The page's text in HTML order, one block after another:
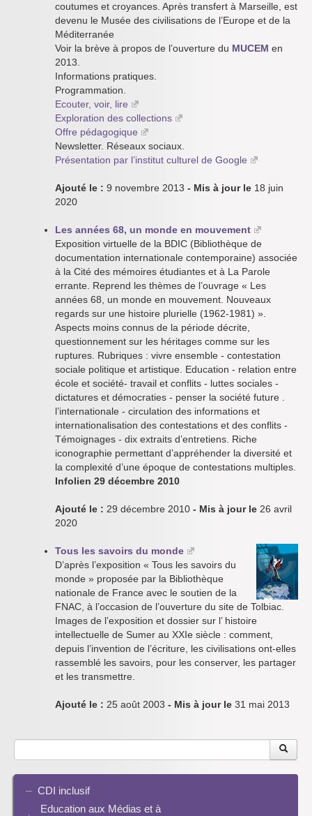
coutumes et croyances. Après transfert à Marseille, est
devenu le Musée des civilisations de l’Europe et de la
Méditerranée
Voir la brève à propos de l’ouverture du MUCEM en
2013.
Informations pratiques.
Programmation.
Ecouter, voir, lire
Exploration des collections
Offre pédagogique
Newsletter. Réseaux sociaux.
Présentation par l’institut culturel de Google
Ajouté le : 9 novembre 2013 - Mis à jour le 18 juin
2020
Les années 68, un monde en mouvement
Exposition virtuelle de la BDIC (Bibliothèque de
documentation internationale contemporaine) associée
à la Cité des mémoires étudiantes et à La Parole
errante. Reprend les thèmes de l’ouvrage « Les
années 68, un monde en mouvement. Nouveaux
regards sur une histoire plurielle (1962-1981) ».
Aspects moins connus de la période décrite,
questionnement sur les héritages comme sur les
ruptures. Rubriques : vivre ensemble - contestation
sociale politique et artistique. Education - relation entre
école et société- travail et conflits - luttes sociales -
dictatures et démocraties - penser la société future .
l’internationale - circulation des informations et
internationalisation des contestations et des conflits -
Témoignages - dix extraits d’entretiens. Riche
iconographie permettant d’appréhender la diversité et
la complexité d’une époque de contestations multiples.
Infolien 29 décembre 2010
Ajouté le : 29 décembre 2010 - Mis à jour le 26 avril
2020
Tous les savoirs du monde
D’après l’exposition « Tous les savoirs du
monde » proposée par la Bibliothèque
nationale de France avec le soutien de la
FNAC, à l’occasion de l’ouverture du site de Tolbiac.
Images de l’exposition et dossier sur l’ histoire
intellectuelle de Sumer au XXIe siècle : comment,
depuis l’invention de l’écriture, les civilisations ont-elles
rassemblé les savoirs, pour les conserver, les partager
et les transmettre.
Ajouté le : 25 août 2003 - Mis à jour le 31 mai 2013
CDI inclusif
Education aux Médias et à